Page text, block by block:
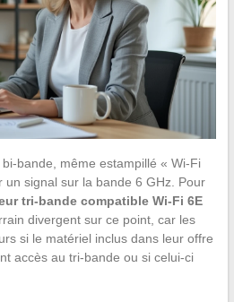
bande, même estampillé « Wi-Fi
un signal sur la bande 6 GHz. Pour
tri-bande compatible Wi-Fi 6E
divergent sur ce point, car les
si le matériel inclus dans leur offre
accès au tri-bande ou si celui-ci